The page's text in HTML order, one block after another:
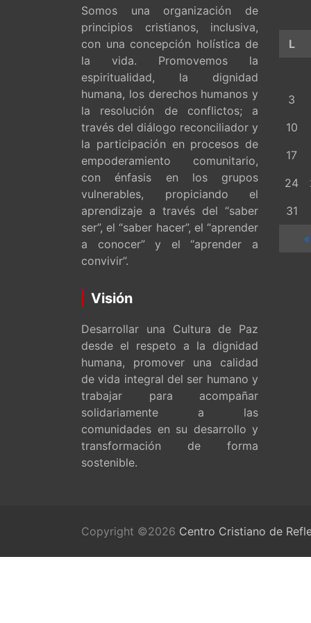
Somos una organización de
principios cristianos, inclusiva,
con una concepción holística de
la vida. Promovemos la
espiritualidad, la dignidad
humana, los derechos humanos y
la resolución de conflictos; a
través del diálogo reconciliador y
la participación en procesos de
empoderamiento comunitario,
con énfasis en los grupos
vulnerables, propiciando el
aprendizaje a través del “saber
ser”, el “saber hacer”, el “aprender
a conocer” y el “aprender a
convivir”.
Visión
Desarrollar una Cultura de Paz
desde el respeto a la dignidad
humana, promover una calidad
de vida integral del ser humano y
trabajar para acompañar
solidariamente a las
comunidades en su desarrollo y
transformación de forma
sostenible.
L
3
10
17
24
31
Copyright ©2026 Centro Cristiano de